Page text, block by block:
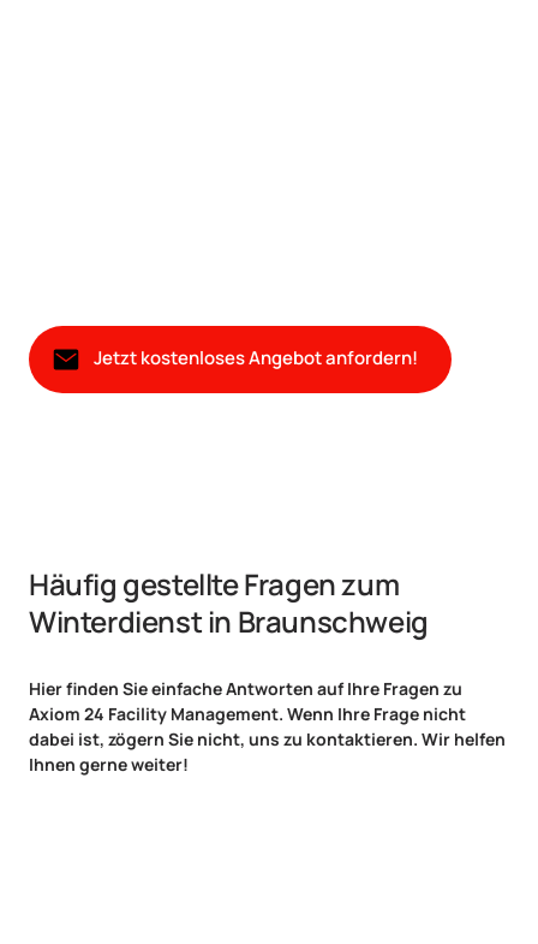
Jetzt kostenloses Angebot anfordern!
Häufig gestellte Fragen zum
Winterdienst in Braunschweig
Hier finden Sie einfache Antworten auf Ihre Fragen zu
Axiom 24 Facility Management. Wenn Ihre Frage nicht
dabei ist, zögern Sie nicht, uns zu kontaktieren. Wir helfen
Ihnen gerne weiter!